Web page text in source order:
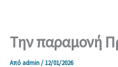
Την παραμονή
Από admin/ 12/01/2026